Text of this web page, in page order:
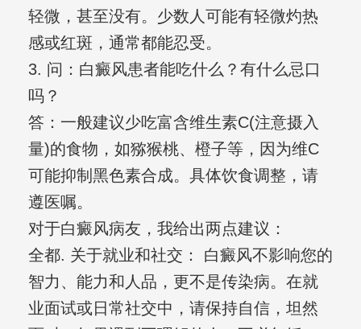
轻微，甚至没有。少数人可能有轻微灼热
感或红斑，通常都能忍受。
3. 问：白癜风患者能吃什么？有什么忌口
吗？
答：一般建议少吃富含维生素C(注意摄入
量)的食物，如猕猴桃、橙子等，因为维C
可能抑制黑色素合成。具体饮食调整，请
遵医嘱。
对于白癜风病友，我给出两点建议：
全都. 关于就业和社交： 白癜风不影响您的
智力、能力和人品，更不是传染病。在就
业面试或日常社交中，请保持自信，坦然